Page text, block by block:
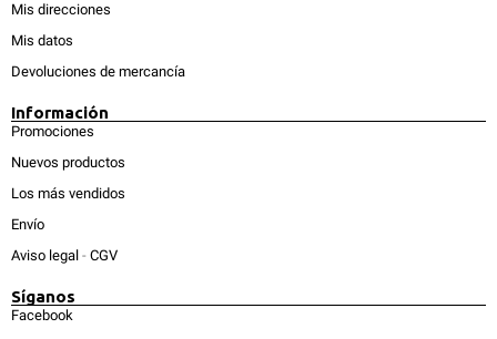
Mis direcciones
Mis datos
Devoluciones de mercancía
Información
Promociones
Nuevos productos
Los más vendidos
Envío
Aviso legal - CGV
Síganos
Facebook